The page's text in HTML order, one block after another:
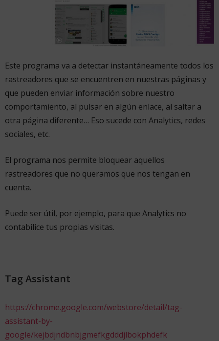
Este programa va a detectar instantáneamente todos los
rastreadores que se encuentren en nuestras páginas y
que pueden enviar información sobre nuestro
comportamiento, al pulsar en algún enlace, al saltar a
otra página diferente… Eso sucede con Analytics, redes
sociales, etc.
El programa nos permite bloquear aquellos
rastreadores que no queramos que nos tengan en
cuenta.
Puede ser útil, por ejemplo, para que Analytics no
contabilice tus propias visitas.
Tag Assistant
https://chrome.google.com/webstore/detail/tag-
assistant-by-
google/kejbdjndbnbjgmefkgdddjlbokphdefk